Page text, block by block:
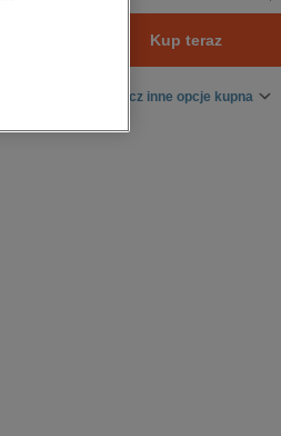
Kup teraz
Zobacz inne opcje kupna